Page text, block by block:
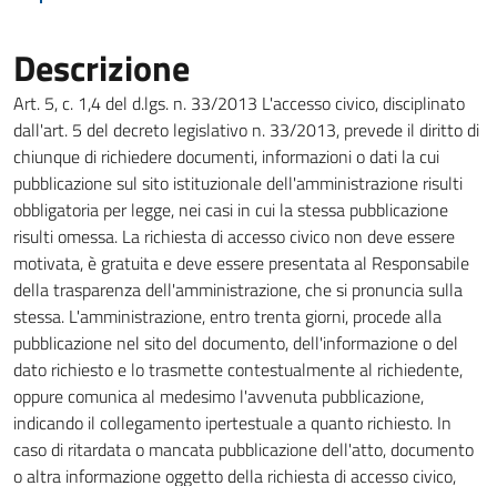
Descrizione
Art. 5, c. 1,4 del d.lgs. n. 33/2013 L'accesso civico, disciplinato
dall'art. 5 del decreto legislativo n. 33/2013, prevede il diritto di
chiunque di richiedere documenti, informazioni o dati la cui
pubblicazione sul sito istituzionale dell'amministrazione risulti
obbligatoria per legge, nei casi in cui la stessa pubblicazione
risulti omessa. La richiesta di accesso civico non deve essere
motivata, è gratuita e deve essere presentata al Responsabile
della trasparenza dell'amministrazione, che si pronuncia sulla
stessa. L'amministrazione, entro trenta giorni, procede alla
pubblicazione nel sito del documento, dell'informazione o del
dato richiesto e lo trasmette contestualmente al richiedente,
oppure comunica al medesimo l'avvenuta pubblicazione,
indicando il collegamento ipertestuale a quanto richiesto. In
caso di ritardata o mancata pubblicazione dell'atto, documento
o altra informazione oggetto della richiesta di accesso civico,